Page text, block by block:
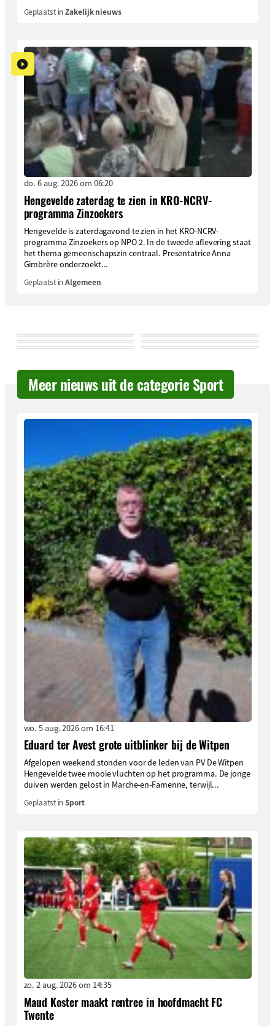
Geplaatst inZakelijk nieuws
do. 6 aug. 2026 om 06:20
Hengevelde zaterdag te zien in KRO-NCRV-
programma Zinzoekers
Hengevelde is zaterdagavond te zien in het KRO-NCRV-
programma Zinzoekers op NPO 2. In de tweede aflevering staat
het thema gemeenschapszin centraal. Presentatrice Anna
Gimbrère onderzoekt...
Geplaatst inAlgemeen
Meer nieuws uit de categorie Sport
wo. 5 aug. 2026 om 16:41
Eduard ter Avest grote uitblinker bij de Witpen
Afgelopen weekend stonden voor de leden van PV De Witpen
Hengevelde twee mooie vluchten op het programma. De jonge
duiven werden gelost in Marche-en-Famenne, terwijl...
Geplaatst inSport
zo. 2 aug. 2026 om 14:35
Maud Koster maakt rentree in hoofdmacht FC
Twente